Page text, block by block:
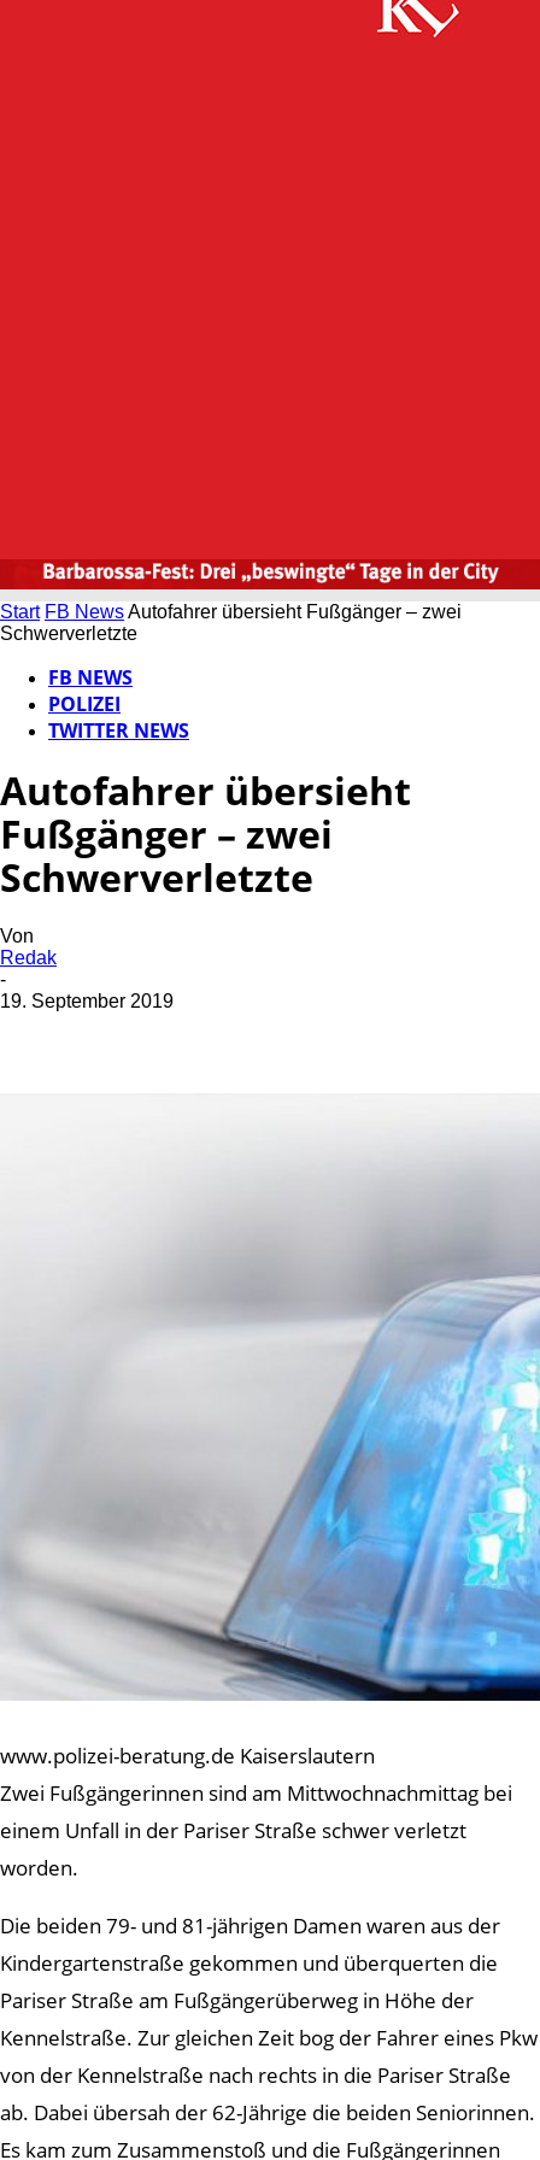
Start FB NewsAutofahrer übersieht Fußgänger – zwei
Schwerverletzte
FB NEWS
POLIZEI
TWITTER NEWS
Autofahrer übersieht
Fußgänger – zwei
Schwerverletzte
Von
Redak
-
19. September 2019
www.polizei-beratung.de Kaiserslautern
Zwei Fußgängerinnen sind am Mittwochnachmittag bei
einem Unfall in der Pariser Straße schwer verletzt
worden.
Die beiden 79- und 81-jährigen Damen waren aus der
Kindergartenstraße gekommen und überquerten die
Pariser Straße am Fußgängerüberweg in Höhe der
Kennelstraße. Zur gleichen Zeit bog der Fahrer eines Pkw
von der Kennelstraße nach rechts in die Pariser Straße
ab. Dabei übersah der 62-Jährige die beiden Seniorinnen.
Es kam zum Zusammenstoß und die Fußgängerinnen